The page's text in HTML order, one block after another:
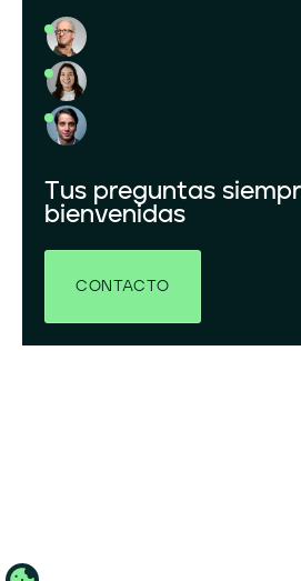
Tus preguntas
bienvenidas
CONTACTO